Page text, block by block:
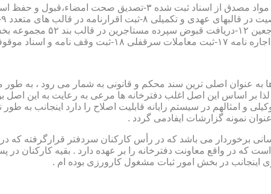
ها به عنوان اصلی ترین سند محکم و قانونی به شمار می رود ، به
اساس این اصل اغلب دفترخانه ها مرعی به رعایت به این اصل بوده
و امثالهم در سیستم رایانه قابلیت اصلاح را دارد اینجانب به
نمونه گزارشات ایفادمی گردد .
نیروی انسانی برخوردار می باشد که در رأس کارکنان سردفتر
است که در واقع معاونت دفترخانه را بر عهده دارد . بقیه
اینجانب در بخش امور ثبات مشغول کارورزی بوده ام .